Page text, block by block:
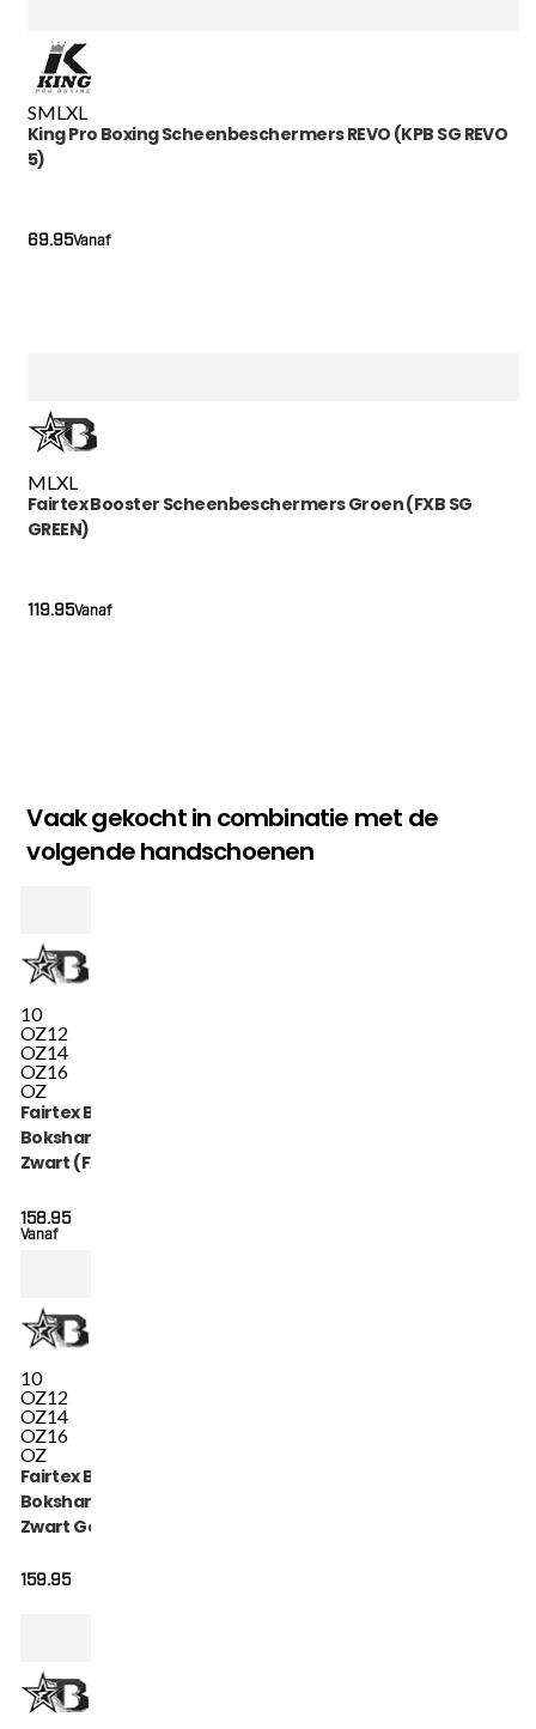
SMLXL
King Pro Boxing Scheenbeschermers REVO (KPB SG REVO
5)
Vanaf
69.95
ML XL
Fairtex Booster Scheenbeschermers Groen (FXB SG
GREEN)
Vanaf
119.95
Vaak gekocht in combinatie met de
volgende handschoenen
10
OZ12
OZ14
OZ16
OZ
Fairtex Booster
Bokshandschoenen
Zwart (FXB BG V2
Vanaf
158.95
10
OZ12
OZ14
OZ16
OZ
Fairtex Booster
Bokshandschoenen
Zwart Goud (FXB BG
159.95